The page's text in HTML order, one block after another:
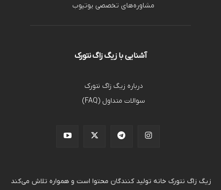
مشاوره‌های تخصصی یوتیوب
آشنایی با زیگ زاگ نتورک
درباره زیگ زاگ نتورک
سوالات متداول (FAQ)
زیگ زاگ نتورک خانه تولید کنندگان محتوا است و همواره تلاش می‌کند